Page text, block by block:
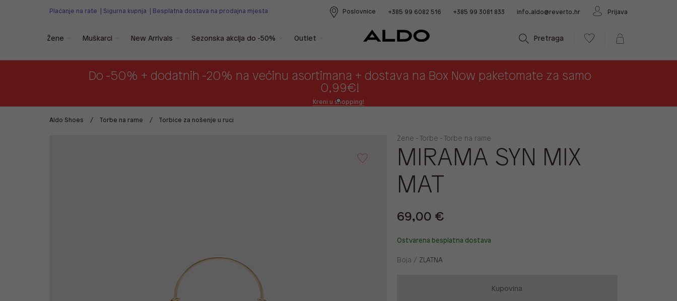
Plaćanje na rate Sigurna kupnja Besplatna dostava na prodajna mjesta Poslovnice +385 99 6082 516 +385 99 3081 833 info.aldo@reverto.hr Prijava
Pretraga
Žene Muškarci New Arrivals Sezonska akcija do -50% Outlet
Do -50% + dodatnih -20% na većinu asortimana + dostava na Box Now paketomate za samo
0,99€!
Kreni u shopping!
Aldo Shoes Torbe na rame Torbice za nošenje u ruci
Žene - Torbe - Torbe na rame
MIRAMA SYN MIX
MAT
69,00 €
Ostvarena besplatna dostava
Boja / ZLATNA
Kupovina